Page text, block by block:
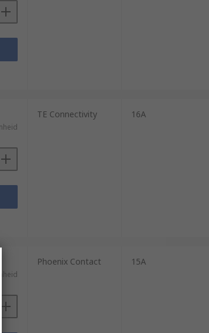
TE Connectivity 16A
Phoenix Contact 15A